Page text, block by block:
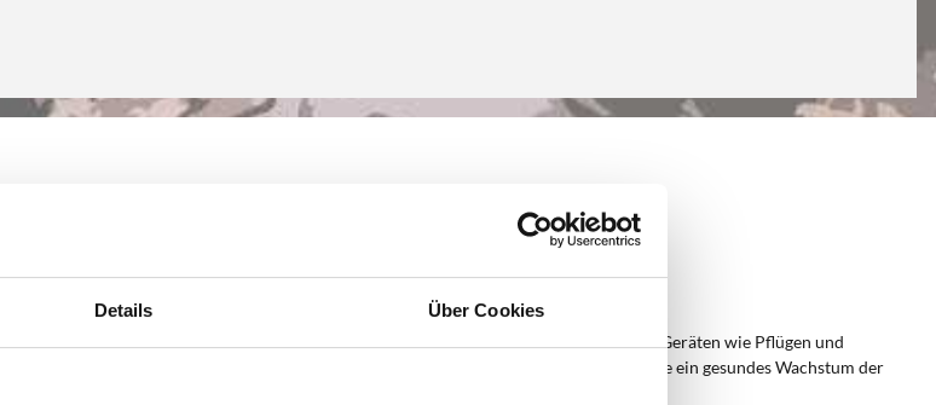
Details Über Cookies
Vorbeugung von Unkrautwachstum auf dem Kulturboden;
Mehr Raum für ein kräftiges Pflanzenwachstum.
Anhäufler sind somit Maschinen, die in Kombination mit ergänzenden Geräten wie Pflügen und
Furchenziehern eine optimale Bodenvorbereitung für die Aussaat sowie ein gesundes Wachstum der